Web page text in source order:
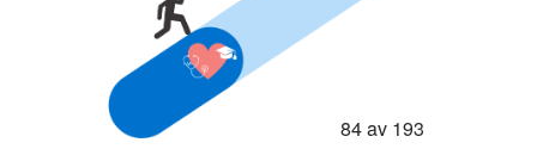
84 av 193